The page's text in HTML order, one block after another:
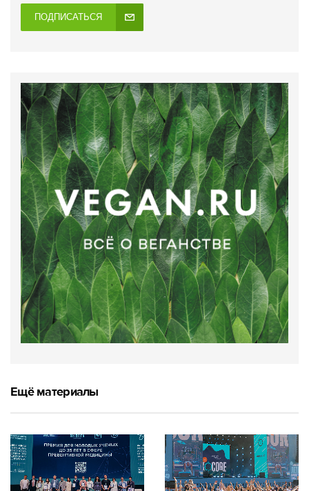
ПОДПИСАТЬСЯ
Ещё материалы